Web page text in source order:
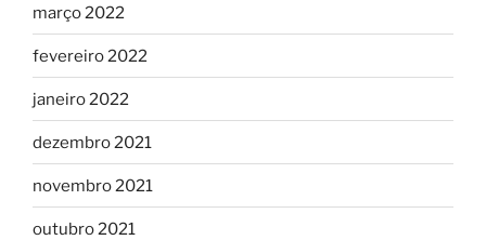
março 2022
fevereiro 2022
janeiro 2022
dezembro 2021
novembro 2021
outubro 2021